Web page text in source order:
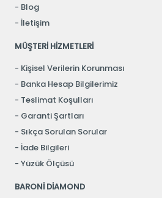
Blog
İletişim
MÜŞTERİ HİZMETLERİ
Kişisel Verilerin Korunması
Banka Hesap Bilgilerimiz
Teslimat Koşulları
Garanti Şartları
Sıkça Sorulan Sorular
İade Bilgileri
Yüzük Ölçüsü
BARONİ DİAMOND